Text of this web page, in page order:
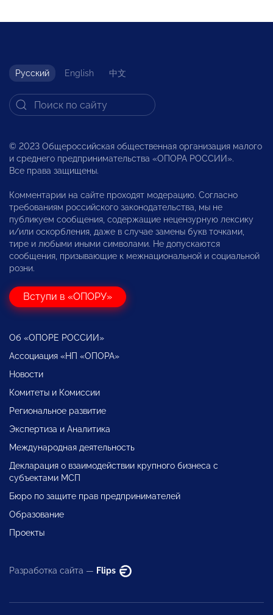
Русский English 中文
© 2023 Общероссийская общественная организация малого
и среднего предпринимательства «ОПОРА РОССИИ».
Все права защищены.
Комментарии на сайте проходят модерацию. Согласно
требованиям российского законодательства, мы не
публикуем сообщения, содержащие нецензурную лексику
и/или оскорбления, даже в случае замены букв точками,
тире и любыми иными символами. Не допускаются
сообщения, призывающие к межнациональной и социальной
розни.
Вступи в «ОПОРУ»
Об «ОПОРЕ РОССИИ»
Ассоциация «НП «ОПОРА»
Новости
Комитеты и Комиссии
Региональное развитие
Экспертиза и Аналитика
Международная деятельность
Декларация о взаимодействии крупного бизнеса с
субъектами МСП
Бюро по защите прав предпринимателей
Образование
Проекты
Разработка сайта — Flips